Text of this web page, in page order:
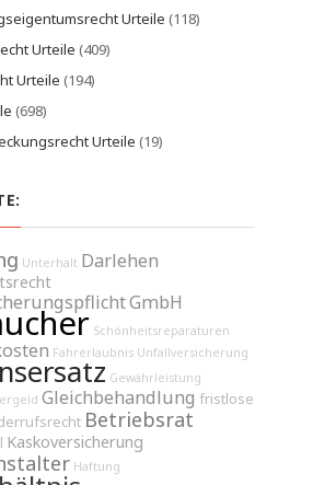
Urteile (118)
Urteile (409)
Urteile (194)
(698)
Urteile (19)
Unterhalt Darlehen
GmbH
Schönheitsreparaturen
Fahrerlaubnis Unfallversicherung
Gewährleistung
Gleichbehandlung fristlose
Betriebsrat
Kaskoversicherung
Haftung